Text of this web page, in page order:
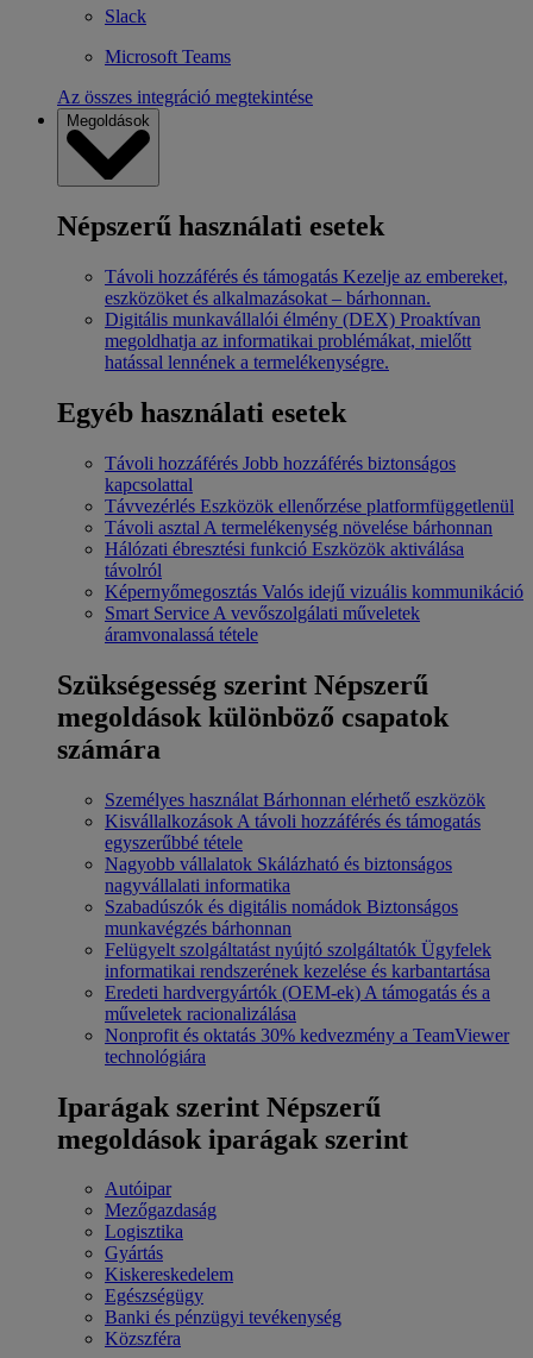
Slack
Microsoft Teams
Az összes integráció megtekintése
Megoldások
Népszerű használati esetek
Távoli hozzáférés és támogatás Kezelje az embereket,
eszközöket és alkalmazásokat – bárhonnan.
Digitális munkavállalói élmény (DEX) Proaktívan
megoldhatja az informatikai problémákat, mielőtt
hatással lennének a termelékenységre.
Egyéb használati esetek
Távoli hozzáférés Jobb hozzáférés biztonságos
kapcsolattal
Távvezérlés Eszközök ellenőrzése platformfüggetlenül
Távoli asztal A termelékenység növelése bárhonnan
Hálózati ébresztési funkció Eszközök aktiválása
távolról
Képernyőmegosztás Valós idejű vizuális kommunikáció
Smart Service A vevőszolgálati műveletek
áramvonalassá tétele
Szükségesség szerint Népszerű
megoldások különböző csapatok
számára
Személyes használat Bárhonnan elérhető eszközök
Kisvállalkozások A távoli hozzáférés és támogatás
egyszerűbbé tétele
Nagyobb vállalatok Skálázható és biztonságos
nagyvállalati informatika
Szabadúszók és digitális nomádok Biztonságos
munkavégzés bárhonnan
Felügyelt szolgáltatást nyújtó szolgáltatók Ügyfelek
informatikai rendszerének kezelése és karbantartása
Eredeti hardvergyártók (OEM-ek) A támogatás és a
műveletek racionalizálása
Nonprofit és oktatás 30% kedvezmény a TeamViewer
technológiára
Iparágak szerint Népszerű
megoldások iparágak szerint
Autóipar
Mezőgazdaság
Logisztika
Gyártás
Kiskereskedelem
Egészségügy
Banki és pénzügyi tevékenység
Közszféra